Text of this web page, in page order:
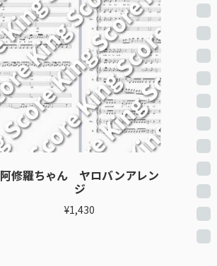
阿修羅ちゃん ヤロバンアレン
ジ
¥1,430